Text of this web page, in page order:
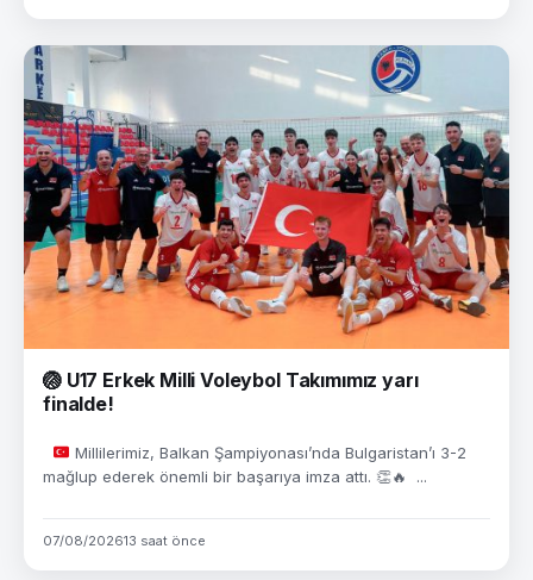
🏐 U17 Erkek Milli Voleybol Takımımız yarı
finalde!
Millilerimiz, Balkan Şampiyonası’nda Bulgaristan’ı 3-2
mağlup ederek önemli bir başarıya imza attı. 👏🔥 ...
07/08/202613 saat önce